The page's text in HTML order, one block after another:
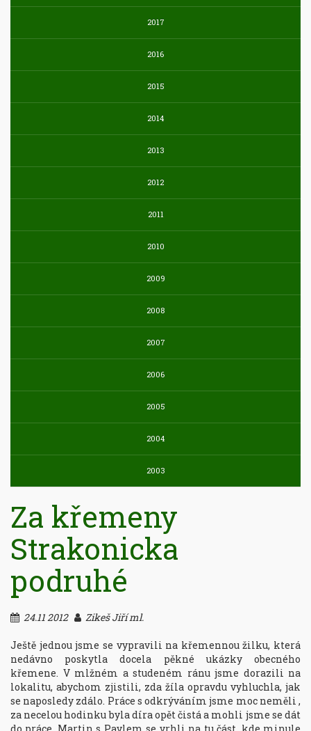
2017
2016
2015
2014
2013
2012
2011
2010
2009
2008
2007
2006
2005
2004
2003
Za křemeny
Strakonicka
podruhé
24.11 2012 Zikeš Jiří ml.
Ještě jednou jsme se vypravili na křemennou žilku, která
nedávno poskytla docela pěkné ukázky obecného
křemene. V mlžném a studeném ránu jsme dorazili na
lokalitu, abychom zjistili, zda žíla opravdu vyhluchla, jak
se naposledy zdálo. Práce s odkrýváním jsme moc neměli ,
za necelou hodinku byla díra opět čistá a mohli jsme se dát